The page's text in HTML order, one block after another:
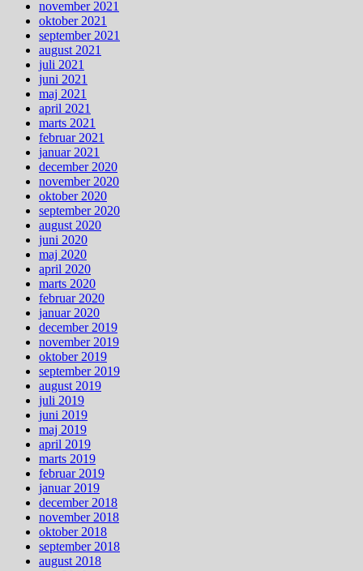
november 2021
oktober 2021
september 2021
august 2021
juli 2021
juni 2021
maj 2021
april 2021
marts 2021
februar 2021
januar 2021
december 2020
november 2020
oktober 2020
september 2020
august 2020
juni 2020
maj 2020
april 2020
marts 2020
februar 2020
januar 2020
december 2019
november 2019
oktober 2019
september 2019
august 2019
juli 2019
juni 2019
maj 2019
april 2019
marts 2019
februar 2019
januar 2019
december 2018
november 2018
oktober 2018
september 2018
august 2018